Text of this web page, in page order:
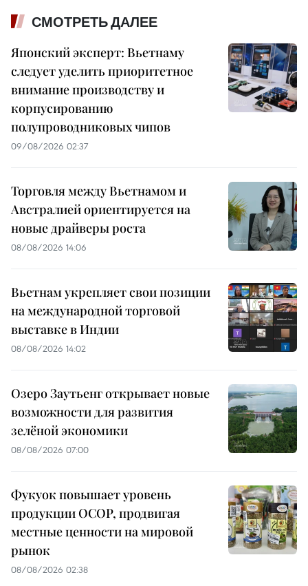
СМОТРЕТЬ ДАЛЕЕ
Японский эксперт: Вьетнаму
следует уделить приоритетное
внимание производству и
корпусированию
полупроводниковых чипов
09/08/2026 02:37
Торговля между Вьетнамом и
Австралией ориентируется на
новые драйверы роста
08/08/2026 14:06
Вьетнам укрепляет свои позиции
на международной торговой
выставке в Индии
08/08/2026 14:02
Озеро Заутьенг открывает новые
возможности для развития
зелёной экономики
08/08/2026 07:00
Фукуок повышает уровень
продукции OCOP, продвигая
местные ценности на мировой
рынок
08/08/2026 02:38